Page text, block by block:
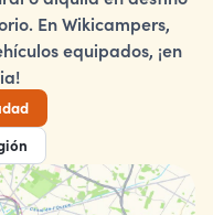
En Wikicampers,
equipados, ¡en